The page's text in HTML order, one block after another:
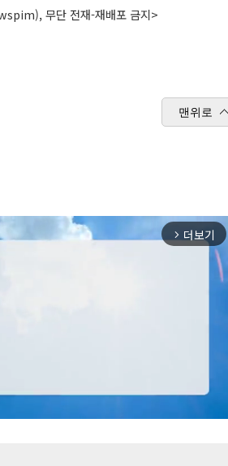
무단 전재-재배포 금지>
맨위로
arrow_forward_ios 더보기